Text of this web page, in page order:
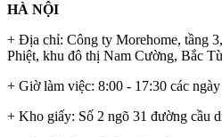
HÀ NỘI
+ Địa chỉ: Công ty Morehome, tầng
Phiệt, khu đô thị Nam Cường, Bắc
+ Giờ làm việc: 8:00 - 17:30 các
+ Kho giấy: Số 2 ngõ 31 đường cầu